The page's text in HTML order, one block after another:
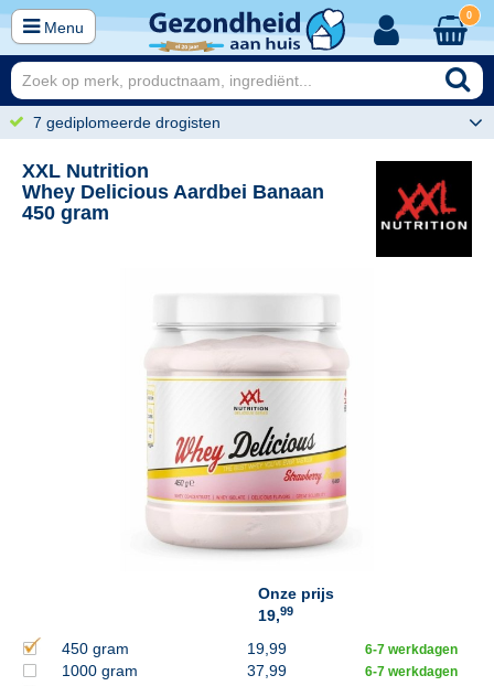
Menu
0
7 gediplomeerde drogisten
XXL Nutrition
Whey Delicious Aardbei Banaan
450 gram
Onze prijs
19,99
450 gram 19,99 6-7 werkdagen
1000 gram 37,99 6-7 werkdagen